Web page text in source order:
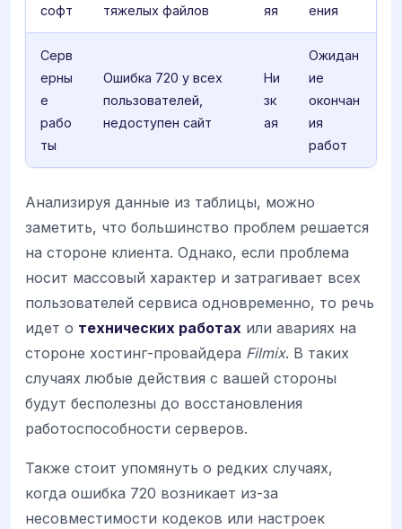
софт
тяжелых файлов
яя
ения
Серв
ерны
е
рабо
ты
Ошибка 720 у всех
пользователей,
недоступен сайт
Ни
зк
ая
Ожидан
ие
окончан
ия
работ
Анализируя данные из таблицы, можно
заметить, что большинство проблем решается
на стороне клиента. Однако, если проблема
носит массовый характер и затрагивает всех
пользователей сервиса одновременно, то речь
идет о технических работах или авариях на
стороне хостинг-провайдера Filmix. В таких
случаях любые действия с вашей стороны
будут бесполезны до восстановления
работоспособности серверов.
Также стоит упомянуть о редких случаях,
когда ошибка 720 возникает из-за
несовместимости кодеков или настроек